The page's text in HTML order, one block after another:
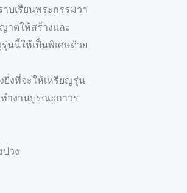
บเรียนพระกรรมวา
าตให้สร้างและ
นนี้ให้เป็นพิเศษด้วย
งที่จะให้เหรียญรุ่น
ำงานบูรณะถาวร
วง